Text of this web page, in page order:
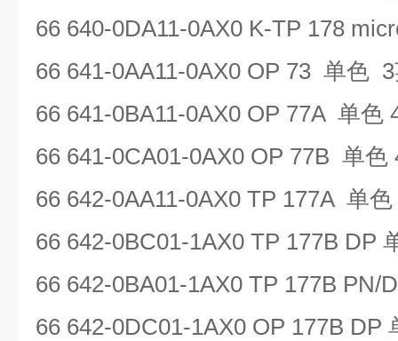
66 640-0DA11-0AX0 K-TP 178
66 641-0AA11-0AX0 OP 73 单色 3
66 641-0BA11-0AX0 OP 77A 单色
66 641-0CA01-0AX0 OP 77B 单色
66 642-0AA11-0AX0 TP 177A 单色
66 642-0BC01-1AX0 TP 177B DP
66 642-0BA01-1AX0 TP 177B PN/
66 642-0DC01-1AX0 OP 177B DP